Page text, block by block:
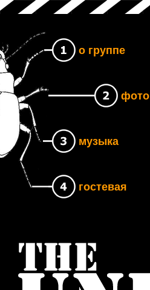
о группе
фото
музыка
гостевая
Группа The UNB